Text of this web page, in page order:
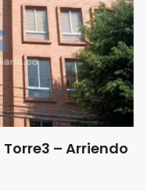
– Arriendo